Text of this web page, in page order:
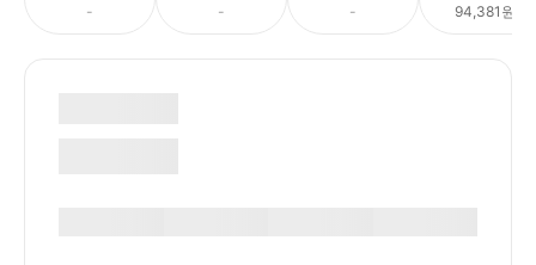
- - - 94,381원